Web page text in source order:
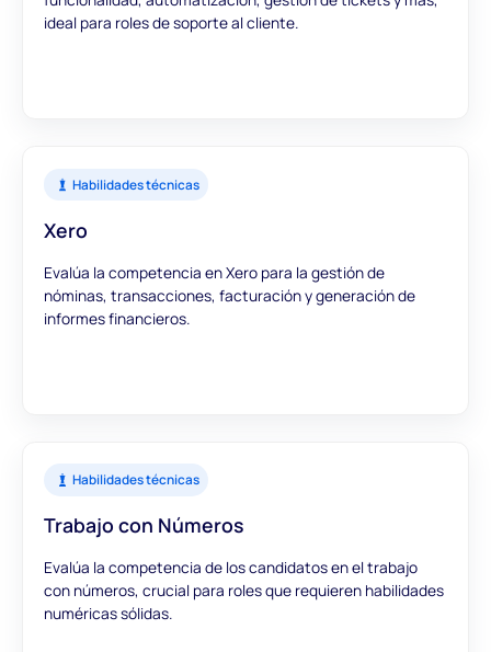
ideal para roles de soporte al cliente.
Habilidades técnicas
Xero
Evalúa la competencia en Xero para la gestión de
nóminas, transacciones, facturación y generación de
informes financieros.
Habilidades técnicas
Trabajo con Números
Evalúa la competencia de los candidatos en el trabajo
con números, crucial para roles que requieren habilidades
numéricas sólidas.